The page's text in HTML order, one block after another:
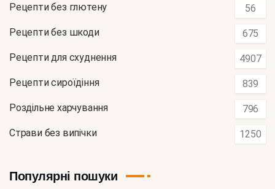
Рецепти без глютену 56
Рецепти без шкоди 675
Рецепти для схуднення 4907
Рецепти сироїдіння 839
Роздільне харчування 796
Страви без випічки 1250
Популярні пошуки